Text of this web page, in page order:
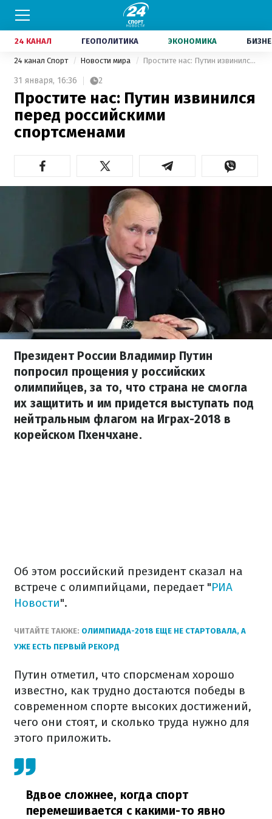
24 КАНАЛ ГЕОПОЛИТИКА ЭКОНОМИКА
24 канал Спорт Новости мира Простите нас: Путин извинился перед российскими спортсменами
31 января, 16:36 2
Простите нас: Путин извинился
перед российскими
спортсменами
Президент России Владимир Путин
попросил прощения у российских
олимпийцев, за то, что страна не смогла
их защитить и им придется выступать под
нейтральным флагом на Играх-2018 в
корейском Пхенчхане.
Об этом российский президент сказал на
встрече с олимпийцами, передает "РИА
Новости".
ЧИТАЙТЕ ТАКЖЕ: ОЛИМПИАДА-2018 ЕЩЕ НЕ СТАРТОВАЛА, А
УЖЕ ЕСТЬ ПЕРВЫЙ РЕКОРД
Путин отметил, что спорсменам хорошо
известно, как трудно достаются победы в
современном спорте высоких достижений,
чего они стоят, и сколько труда нужно для
этого приложить.
Вдвое сложнее, когда спорт
перемешивается с какими-то явно